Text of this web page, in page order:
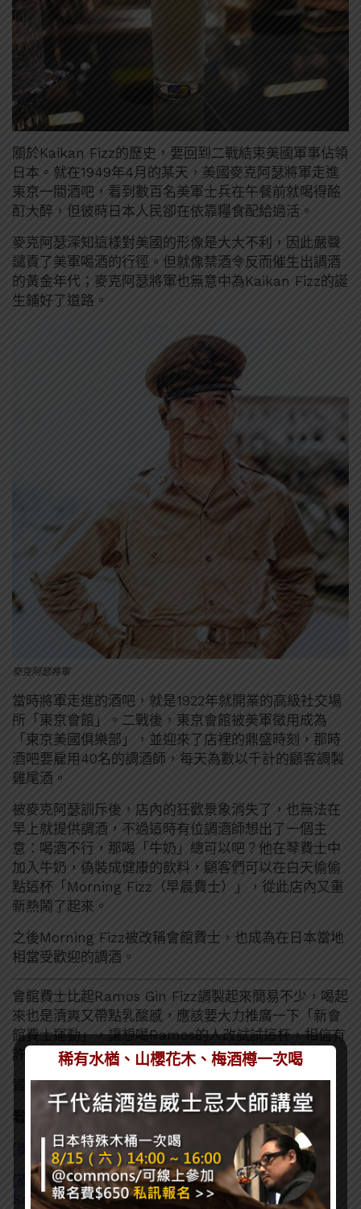
關於Kaikan Fizz的歷史，要回到二戰結束美國軍事佔領
日本。就在1949年4月的某天，美國麥克阿瑟將軍走進
東京一間酒吧，看到數百名美軍士兵在午餐前就喝得酩
酊大醉，但彼時日本人民卻在依靠糧食配給過活。
麥克阿瑟深知這樣對美國的形像是大大不利，因此嚴聲
譴責了美軍喝酒的行徑。但就像禁酒令反而催生出調酒
的黃金年代；麥克阿瑟將軍也無意中為Kaikan Fizz的誕
生鋪好了道路。
麥克阿瑟將軍
當時將軍走進的酒吧，就是1922年就開業的高級社交場
所「東京會館」。二戰後，東京會館被美軍徵用成為
「東京美國俱樂部」，並迎來了店裡的鼎盛時刻，那時
酒吧要雇用40名的調酒師，每天為數以千計的顧客調製
雞尾酒。
被麥克阿瑟訓斥後，店內的狂歡景象消失了，也無法在
早上就提供調酒，不過這時有位調酒師想出了一個主
意：喝酒不行，那喝「牛奶」總可以吧？他在琴費士中
加入牛奶，偽裝成健康的飲料，顧客們可以在白天偷偷
點這杯「Morning Fizz（早晨費士）」，從此店內又重
新熱鬧了起來。
之後Morning Fizz被改稱會館費士，也成為在日本當地
相當受歡迎的調酒。
會館費士比起Ramos Gin Fizz調製起來簡易不少，喝起
來也是清爽又帶點乳酸感，應該要大力推廣一下「新會
館費士運動」，讓想喝Ramos的人改試試這杯，相信有
許多調酒師會十分感激的。
資料來源：
看了這篇的人也看了：
[調酒知識] Ramos Gin Fizz- 調酒師的夢靨
[調酒知識] 琴酒新趨勢-不加通寧改搭蘇打水？Gin
Sonic又是啥？
稀有水楢、山櫻花木、梅酒樽一次喝